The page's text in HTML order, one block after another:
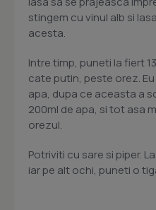
stingem cu vinul alb si
acesta.
Intre timp, puneti la fiert
cate putin, peste orez.
apa, dupa ce aceasta a
200ml de apa, si tot asa
orezul.
Potriviti cu sare si piper.
iar pe alt ochi, puneti o